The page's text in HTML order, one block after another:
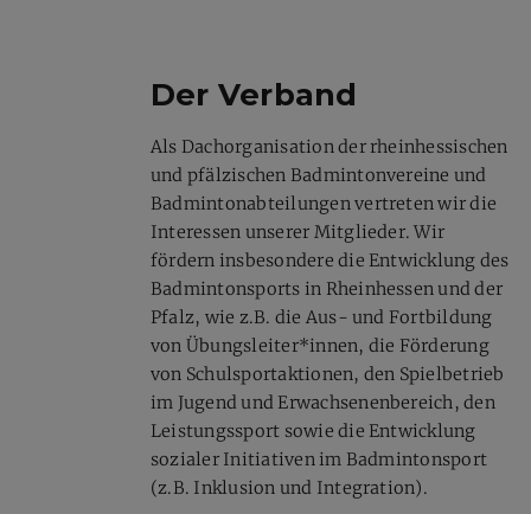
Der Verband
Als Dachorganisation der rheinhessischen
und pfälzischen Badmintonvereine und
Badmintonabteilungen vertreten wir die
Interessen unserer Mitglieder. Wir
fördern insbesondere die Entwicklung des
Badmintonsports in Rheinhessen und der
Pfalz, wie z.B. die Aus- und Fortbildung
von Übungsleiter*innen, die Förderung
von Schulsportaktionen, den Spielbetrieb
im Jugend und Erwachsenenbereich, den
Leistungssport sowie die Entwicklung
sozialer Initiativen im Badmintonsport
(z.B. Inklusion und Integration).